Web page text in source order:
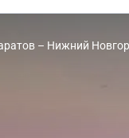
– Нижний